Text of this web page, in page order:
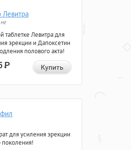
Левитра
таблетке Левитра для
эрекции и Дапоксетин
полового акта!
Р Купить
для усиления эрекции
поколения!